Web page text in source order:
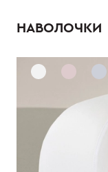
НАВОЛОЧКИ